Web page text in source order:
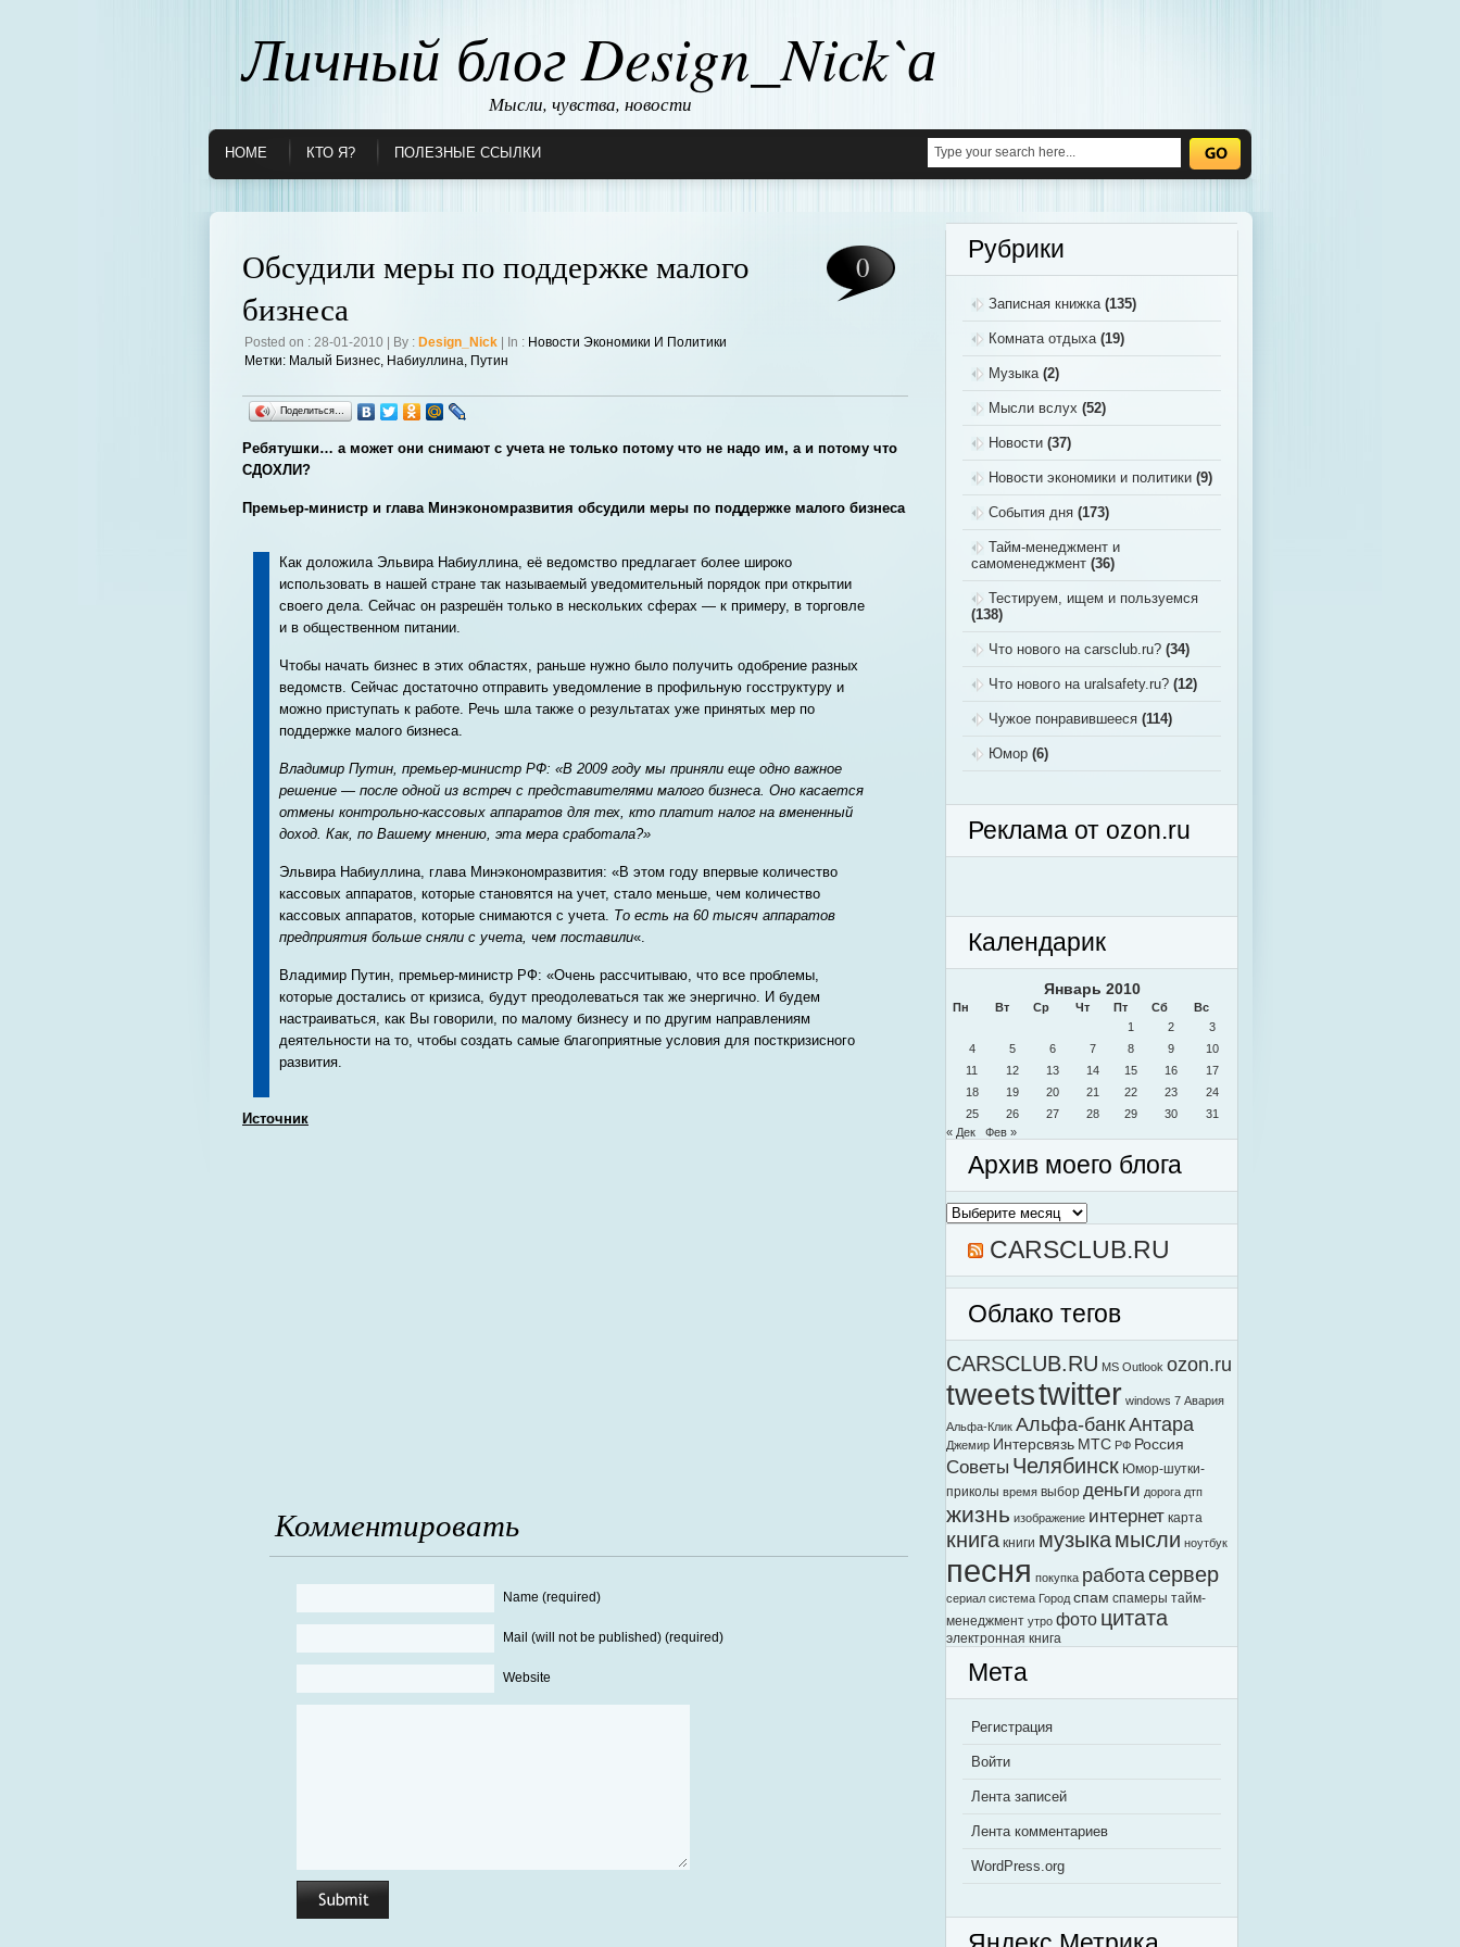
Личный блог Design_Nick`а
Мысли, чувства, новости
HOME КТО Я? ПОЛЕЗНЫЕ ССЫЛКИ
Обсудили меры по поддержке малого
бизнеса
Posted on : 28-01-2010 | By : Design_Nick | In : Новости Экономики И Политики
Метки: Малый Бизнес, Набиуллина, Путин
0
Поделиться…
Ребятушки… а может они снимают с учета не только потому что не надо им, а и потому что
СДОХЛИ?
Премьер-министр и глава Минэкономразвития обсудили меры по поддержке малого бизнеса
Как доложила Эльвира Набиуллина, её ведомство предлагает более широко
использовать в нашей стране так называемый уведомительный порядок при открытии
своего дела. Сейчас он разрешён только в нескольких сферах — к примеру, в торговле
и в общественном питании.
Чтобы начать бизнес в этих областях, раньше нужно было получить одобрение разных
ведомств. Сейчас достаточно отправить уведомление в профильную госструктуру и
можно приступать к работе. Речь шла также о результатах уже принятых мер по
поддержке малого бизнеса.
Владимир Путин, премьер-министр РФ: «В 2009 году мы приняли еще одно важное
решение — после одной из встреч с представителями малого бизнеса. Оно касается
отмены контрольно-кассовых аппаратов для тех, кто платит налог на вмененный
доход. Как, по Вашему мнению, эта мера сработала?»
Эльвира Набиуллина, глава Минэкономразвития: «В этом году впервые количество
кассовых аппаратов, которые становятся на учет, стало меньше, чем количество
кассовых аппаратов, которые снимаются с учета. То есть на 60 тысяч аппаратов
предприятия больше сняли с учета, чем поставили«.
Владимир Путин, премьер-министр РФ: «Очень рассчитываю, что все проблемы,
которые достались от кризиса, будут преодолеваться так же энергично. И будем
настраиваться, как Вы говорили, по малому бизнесу и по другим направлениям
деятельности на то, чтобы создать самые благоприятные условия для посткризисного
развития.
Источник
Комментировать
Name (required)
Mail (will not be published) (required)
Website
Рубрики
Записная книжка(135)
Комната отдыха(19)
Музыка(2)
Мысли вслух (52)
Новости (37)
Новости экономики и политики (9)
События дня (173)
Тайм-менеджмент и
самоменеджмент (36)
Тестируем, ищем и пользуемся
(138)
Что нового на carsclub.ru? (34)
Что нового на uralsafety.ru? (12)
Чужое понравившееся (114)
Юмор (6)
Реклама от ozon.ru
Календарик
Январь 2010
Пн Вт Ср Чт Пт Сб
Вс
1
2
3
4
5 6 7 8 9
10
11
12 13 14 15 16
17
18
19 20 21 22 23
24
25
26 27 28 29 30
31
« Дек
Фев »
Архив моего блога
Архив
моего
CARSCLUB.RU
Облако тегов
CARSCLUB.RU MS Outlook ozon.ru
tweetstwitter windows 7 Авария
Альфа-Клик Альфа-банкАнтара
Джемир Интерсвязь МТС РФ Россия
Советы Челябинск Юмор-шутки-
приколы время выбор деньги дорога дтп
жизнь изображение интернет карта
книга книги музыкамысли ноутбук
песня покупка работасервер
сериал система Город спам спамеры тайм-
менеджмент утро фото цитата
электронная книга
Мета
Регистрация
Войти
Лента записей
Лента комментариев
WordPress.org